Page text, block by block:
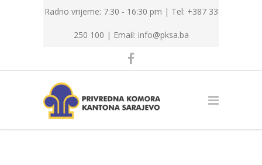
Radno vrijeme: 7:30 - 16:30 pm | Tel: +387 33
250 100 | Email: info@pksa.ba